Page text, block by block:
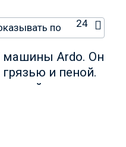
по 24
машины Ardo. Он
и пеной.
выйти из